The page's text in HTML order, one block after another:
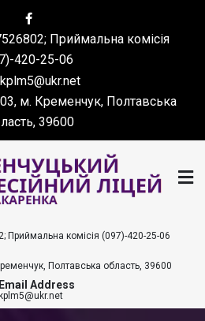
Приймальна комісія
420-25-06
kplm5@ukr.net
м. Кременчук, Полтавська
39600
ЛІЦЕЙ
Приймальна комісія (097)-420-25-06
Полтавська область, 39600
Email Address
kplm5@ukr.net